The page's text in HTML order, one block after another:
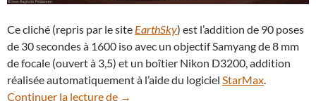
Ce cliché (repris par le site EarthSky) est l’addition de 90 poses
de 30 secondes à 1600 iso avec un objectif Samyang de 8 mm
de focale (ouvert à 3,5) et un boîtier Nikon D3200, addition
réalisée automatiquement à l’aide du logiciel StarMax.
Continuer la lecture de Rotation d’étoiles au-dessus du
→